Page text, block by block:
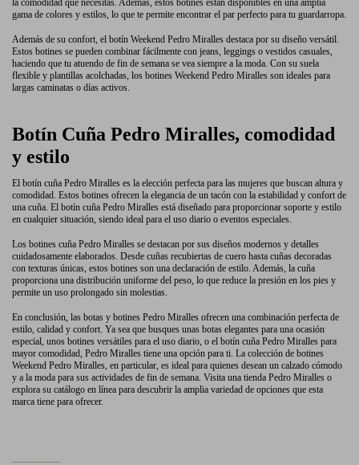
la comodidad que necesitas. Además, estos botines están disponibles en una amplia
gama de colores y estilos, lo que te permite encontrar el par perfecto para tu guardarropa.
Además de su confort, el botín Weekend Pedro Miralles destaca por su diseño versátil.
Estos botines se pueden combinar fácilmente con jeans, leggings o vestidos casuales,
haciendo que tu atuendo de fin de semana se vea siempre a la moda. Con su suela
flexible y plantillas acolchadas, los botines Weekend Pedro Miralles son ideales para
largas caminatas o días activos.
Botín Cuña Pedro Miralles, comodidad
y estilo
El botín cuña Pedro Miralles es la elección perfecta para las mujeres que buscan altura y
comodidad. Estos botines ofrecen la elegancia de un tacón con la estabilidad y confort de
una cuña. El botín cuña Pedro Miralles está diseñado para proporcionar soporte y estilo
en cualquier situación, siendo ideal para el uso diario o eventos especiales.
Los botines cuña Pedro Miralles se destacan por sus diseños modernos y detalles
cuidadosamente elaborados. Desde cuñas recubiertas de cuero hasta cuñas decoradas
con texturas únicas, estos botines son una declaración de estilo. Además, la cuña
proporciona una distribución uniforme del peso, lo que reduce la presión en los pies y
permite un uso prolongado sin molestias.
En conclusión, las botas y botines Pedro Miralles ofrecen una combinación perfecta de
estilo, calidad y confort. Ya sea que busques unas botas elegantes para una ocasión
especial, unos botines versátiles para el uso diario, o el botín cuña Pedro Miralles para
mayor comodidad, Pedro Miralles tiene una opción para ti. La colección de botines
Weekend Pedro Miralles, en particular, es ideal para quienes desean un calzado cómodo
y a la moda para sus actividades de fin de semana. Visita una tienda Pedro Miralles o
explora su catálogo en línea para descubrir la amplia variedad de opciones que esta
marca tiene para ofrecer.